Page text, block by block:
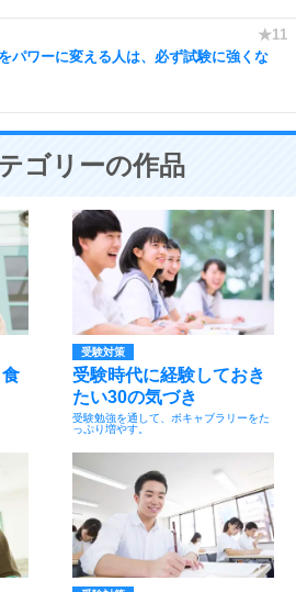
パワーに変える人は、必ず試験に強くな
ゴリーの作品
受験対策
受験時代に経験しておき
たい30の気づき
受験勉強を通して、ボキャブラリーをた
っぷり増やす。